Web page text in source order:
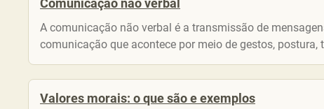
Comunicação não verbal
A comunicação não verbal é a transmissão de
comunicação que acontece por meio de gestos,
Valores morais: o que são e exemplos